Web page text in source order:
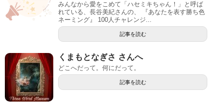
みんなから愛をこめて「ハセミキちゃん！」と呼ば
れている、長谷美紀さんの、 『あなたを表す勝ち色
ネーミング』 100人チャレンジ...
記事を読む
くまもとなぎさ さんへ
どこへだって。何にだって。
記事を読む